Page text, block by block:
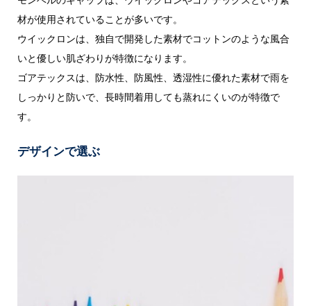
材が使用されていることが多いです。
ウイックロンは、独自で開発した素材でコットンのような風合
いと優しい肌ざわりが特徴になります。
ゴアテックスは、防水性、防風性、透湿性に優れた素材で雨を
しっかりと防いで、長時間着用しても蒸れにくいのが特徴で
す。
デザインで選ぶ